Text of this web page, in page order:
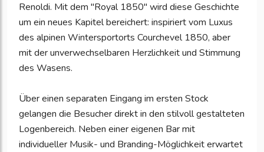
Renoldi. Mit dem "Royal 1850" wird diese Geschichte
um ein neues Kapitel bereichert: inspiriert vom Luxus
des alpinen Wintersportorts Courchevel 1850, aber
mit der unverwechselbaren Herzlichkeit und Stimmung
des Wasens.
Über einen separaten Eingang im ersten Stock
gelangen die Besucher direkt in den stilvoll gestalteten
Logenbereich. Neben einer eigenen Bar mit
individueller Musik- und Branding-Möglichkeit erwartet